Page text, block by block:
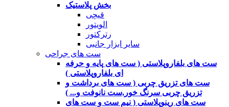
بخش پلاستیک
قیچی
الویتور
رترکتور
سایر ابزار جانبی
ست های جراحی
ست های بلفاروپلاستی ( ست های پایه و حرفه
ای بلفاروپلاستی )
ست های تزریق چربی ( ست های برداشت و
تزریق چربی سرنگ خور,ست نانوفت و... )
ست های رینوپلاستی ( نیم ست و ست های